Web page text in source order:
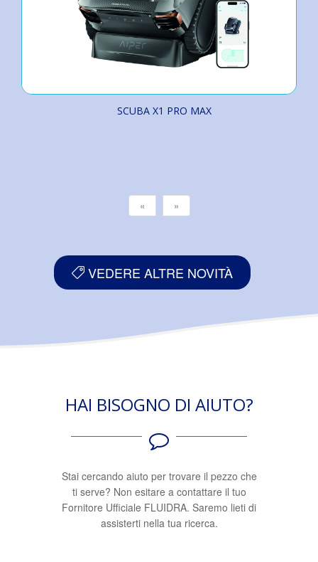
SCUBA X1 PRO MAX
« »
VEDERE ALTRE NOVITÀ
HAI BISOGNO DI AIUTO?
Stai cercando aiuto per trovare il pezzo che
ti serve? Non esitare a contattare il tuo
Fornitore Ufficiale FLUIDRA. Saremo lieti di
assisterti nella tua ricerca.